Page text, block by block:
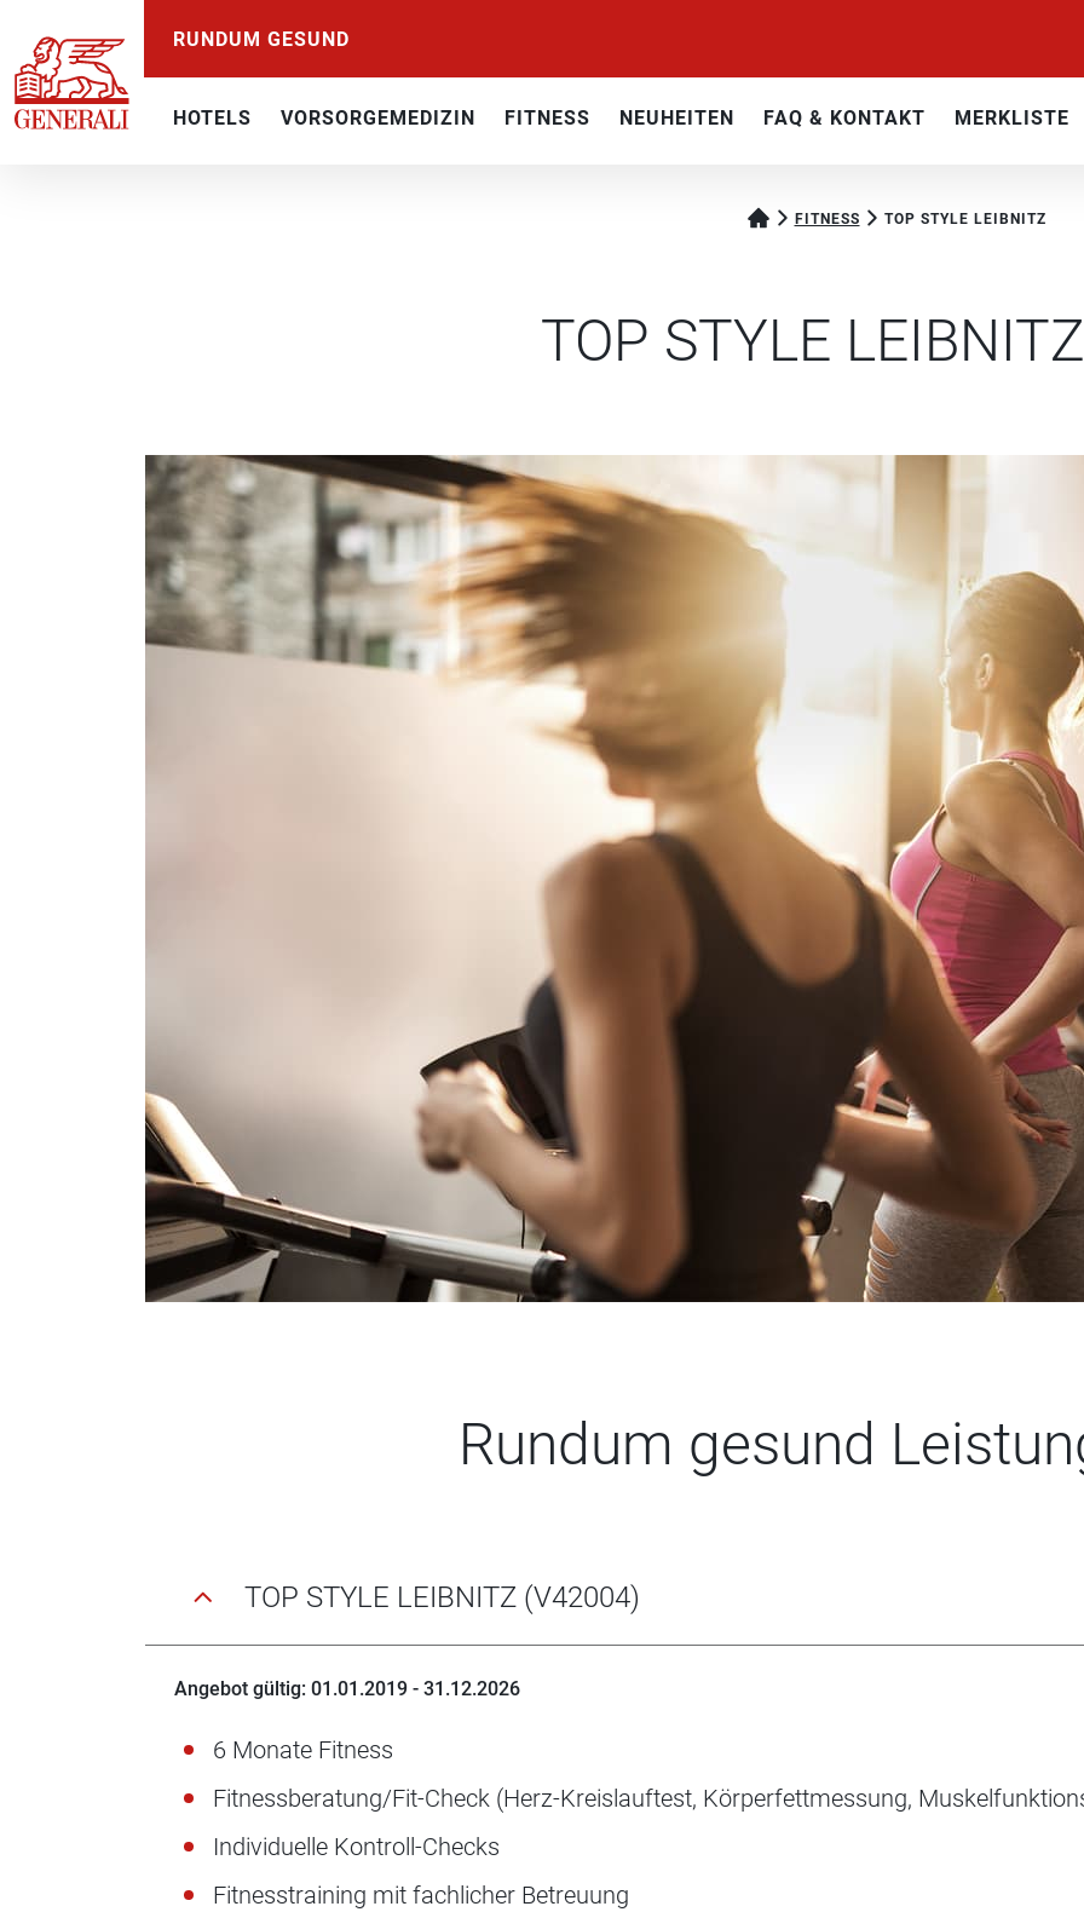
RUNDUM GESUND
HOTELS VORSORGEMEDIZIN FITNESS NEUHEITEN FAQ & KONTAKT MERKLISTE
FITNESS TOP STYLE LEIBNITZ
TOP STYLE LEIBNITZ
Rundum gesund
TOP STYLE LEIBNITZ (V42004)
Angebot gültig: 01.01.2019 - 31.12.2026
6 Monate Fitness
Fitnessberatung/Fit-Check (Herz-Kreislauftest, Körperfettmessung,
Individuelle Kontroll-Checks
Fitnesstraining mit fachlicher Betreuung